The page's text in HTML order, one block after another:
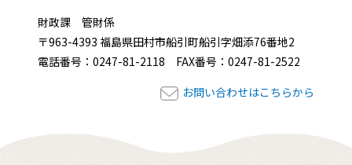
財政課 管財係
〒963-4393 福島県田村市船引町船引字畑添76番地2
電話番号：0247-81-2118 FAX番号：0247-81-2522
お問い合わせはこちらから